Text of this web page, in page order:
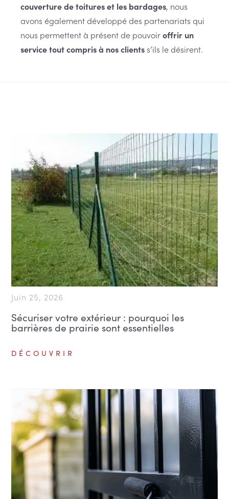
couverture de toitures et les bardages, nous
avons également développé des partenariats qui
nous permettent à présent de pouvoiroffrir un
service tout compris à nos clients s’ils le désirent.
Juin 25, 2026
Sécuriser votre extérieur : pourquoi les
barrières de prairie sont essentielles
DÉCOUVRIR